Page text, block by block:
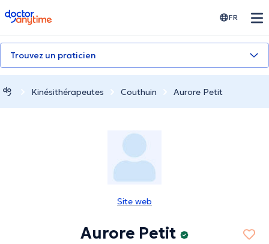
doctoranytime FR
Trouvez un praticien
Kinésithérapeutes Couthuin Aurore Petit
Site web
Aurore Petit